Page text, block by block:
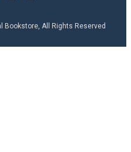
Bookstore, All Rights Reserved